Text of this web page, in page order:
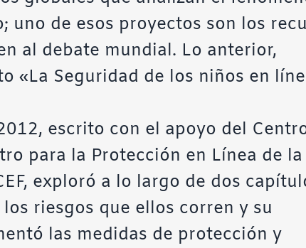
de esos proyectos son los
al debate mundial. Lo anterior,
«La Seguridad de los niños en
escrito con el apoyo del
para la Protección en Línea de
exploró a lo largo de dos
riesgos que ellos corren y su
las medidas de protección y